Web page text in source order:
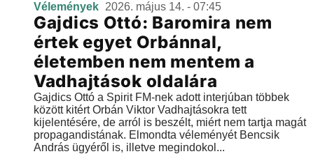
Vélemények 2026. május 14. - 07:45
Gajdics Ottó: Baromira nem
értek egyet Orbánnal,
életemben nem mentem a
Vadhajtások oldalára
Gajdics Ottó a Spirit FM-nek adott interjúban többek
között kitért Orbán Viktor Vadhajtásokra tett
kijelentésére, de arról is beszélt, miért nem tartja magát
propagandistának. Elmondta véleményét Bencsik
András ügyéről is, illetve megindokol...